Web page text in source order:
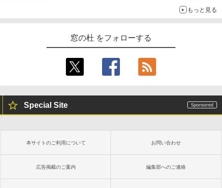
もっと見る
窓の杜 をフォローする
Special Site
本サイトのご利用について お問い合わせ
広告掲載のご案内 編集部へのご連絡